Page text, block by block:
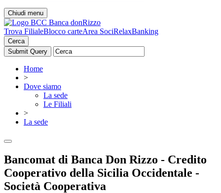
Chiudi menu
Trova FilialeBlocco carteArea SociRelaxBanking
Cerca
Home
>
Dove siamo
La sede
Le Filiali
>
La sede
Bancomat di Banca Don Rizzo - Credito
Cooperativo della Sicilia Occidentale -
Società Cooperativa